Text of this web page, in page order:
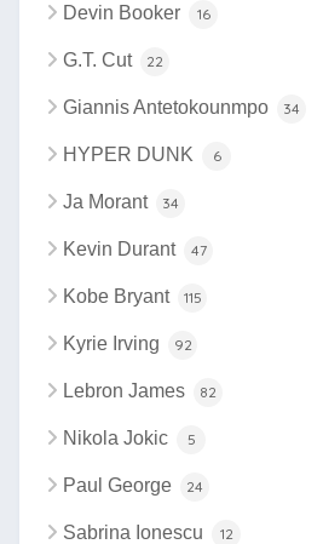
Devin Booker 16
G.T. Cut 22
Giannis Antetokounmpo 34
HYPER DUNK 6
Ja Morant 34
Kevin Durant 47
Kobe Bryant 115
Kyrie Irving 92
Lebron James 82
Nikola Jokic 5
Paul George 24
Sabrina Ionescu 12